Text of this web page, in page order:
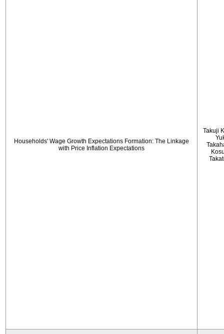
Households' Wage Growth Expectations Formation: The Linkage
with Price Inflation Expectations
Takuji